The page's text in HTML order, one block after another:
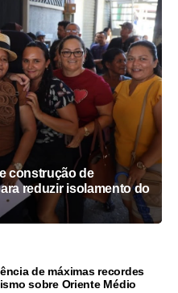
construção de
reduzir isolamento do
de máximas recordes
sobre Oriente Médio